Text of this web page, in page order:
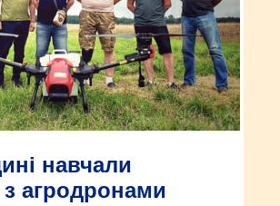
навчали
агродронами